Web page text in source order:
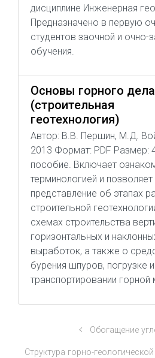
дисциплине Инженерная
Предназначено в первую
студентов заочной и
обучения.
Основы горного дела
(строительная
геотехнология)
Автор: В.В. Першин, М.Д.
2013 Формат: PDF Размер:
пособие. Включает
терминологией и позволяет
представление об этапах
строительной
схемах строительства
горизонтальных и
выработок, а также о
бурения шпуров, погрузке и
транспортировании
Обогащение
Структура горно-